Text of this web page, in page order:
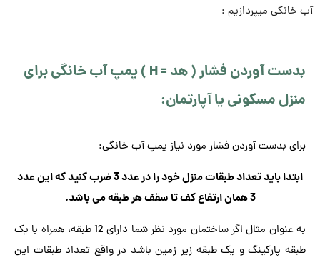
آب خانگی میپردازیم :
بدست آوردن فشار ( هد = H ) پمپ آب خانگی برای
منزل مسکونی یا آپارتمان:
برای بدست آوردن فشار مورد نیاز پمپ آب خانگی:
ابتدا باید تعداد طبقات منزل خود را در عدد 3 ضرب کنید که این عدد
3 همان ارتفاع کف تا سقف هر طبقه می باشد.
به عنوان مثال اگر ساختمان مورد نظر شما دارای 12 طبقه، همراه با یک
طبقه پارکینگ و یک طبقه زیر زمین باشد در واقع تعداد طبقات این